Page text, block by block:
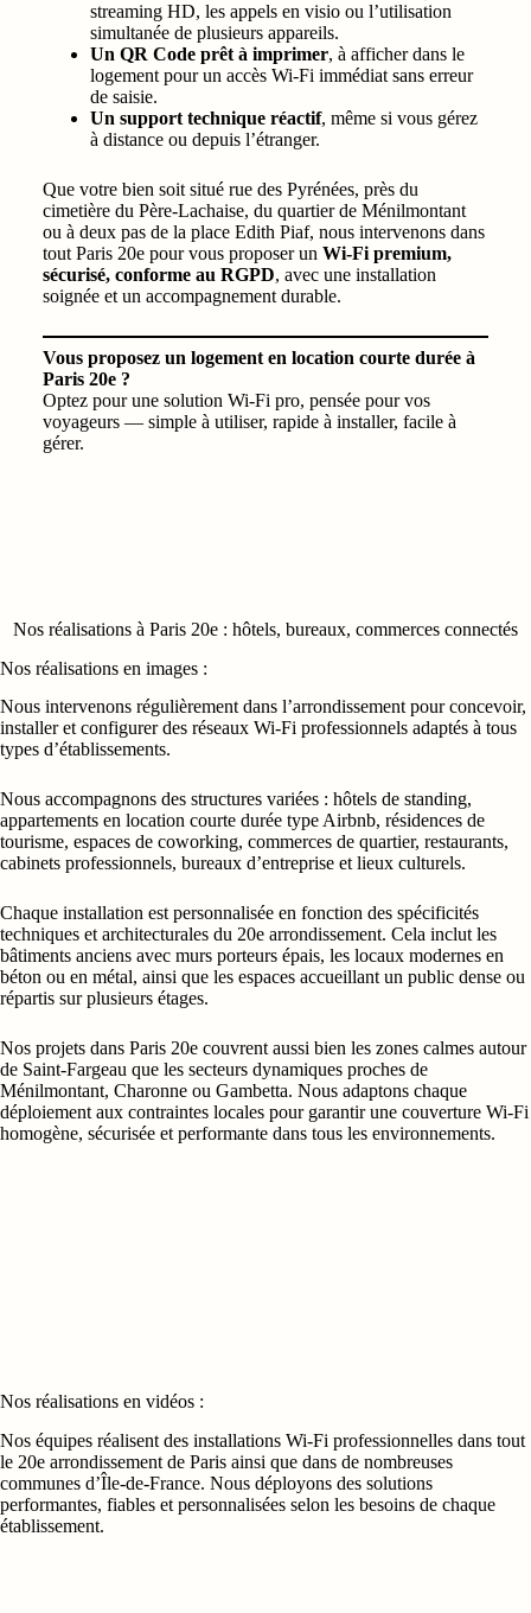
streaming HD, les appels en visio ou l’utilisation
simultanée de plusieurs appareils.
Un QR Code prêt à imprimer, à afficher dans le
logement pour un accès Wi‑Fi immédiat sans erreur
de saisie.
Un support technique réactif, même si vous gérez
à distance ou depuis l’étranger.
Que votre bien soit situé rue des Pyrénées, près du
cimetière du Père-Lachaise, du quartier de Ménilmontant
ou à deux pas de la place Edith Piaf, nous intervenons dans
tout Paris 20e pour vous proposer un Wi‑Fi premium,
sécurisé, conforme au RGPD, avec une installation
soignée et un accompagnement durable.
Vous proposez un logement en location courte durée à
Paris 20e ?
Optez pour une solution Wi‑Fi pro, pensée pour vos
voyageurs — simple à utiliser, rapide à installer, facile à
gérer.
Nos réalisations à Paris 20e : hôtels, bureaux, commerces connectés
Nos réalisations en images :
Nous intervenons régulièrement dans l’arrondissement pour concevoir,
installer et configurer des réseaux Wi‑Fi professionnels adaptés à tous
types d’établissements.
Nous accompagnons des structures variées : hôtels de standing,
appartements en location courte durée type Airbnb, résidences de
tourisme, espaces de coworking, commerces de quartier, restaurants,
cabinets professionnels, bureaux d’entreprise et lieux culturels.
Chaque installation est personnalisée en fonction des spécificités
techniques et architecturales du 20e arrondissement. Cela inclut les
bâtiments anciens avec murs porteurs épais, les locaux modernes en
béton ou en métal, ainsi que les espaces accueillant un public dense ou
répartis sur plusieurs étages.
Nos projets dans Paris 20e couvrent aussi bien les zones calmes autour
de Saint-Fargeau que les secteurs dynamiques proches de
Ménilmontant, Charonne ou Gambetta. Nous adaptons chaque
déploiement aux contraintes locales pour garantir une couverture Wi‑Fi
homogène, sécurisée et performante dans tous les environnements.
Nos réalisations en vidéos :
Nos équipes réalisent des installations Wi‑Fi professionnelles dans tout
le 20e arrondissement de Paris ainsi que dans de nombreuses
communes d’Île-de-France. Nous déployons des solutions
performantes, fiables et personnalisées selon les besoins de chaque
établissement.